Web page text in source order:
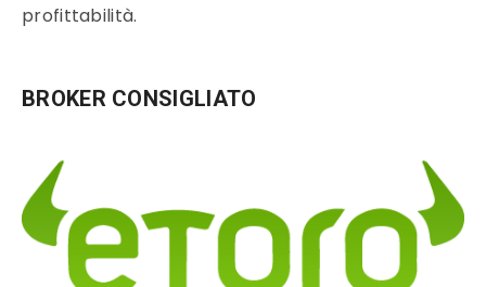
profittabilità.
BROKER CONSIGLIATO